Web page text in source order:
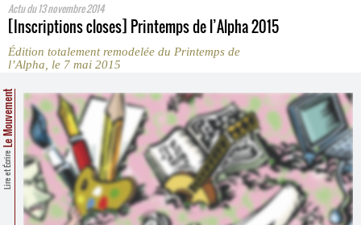
·
journaldelalpha.be
Comprendre et parler
Espace presse
Contacts
Trouver un lieu d’alphabétisation
Actu du13 novembre 2014
[Inscriptions closes] Printemps de l’Alpha 2015
Édition totalement remodelée du Printemps de
l’Alpha, le 7 mai 2015
Lire et Écrire
Le Mouvement